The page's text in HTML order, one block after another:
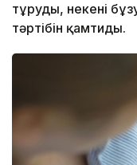
тұруды, некені
тәртібін қамтиды.